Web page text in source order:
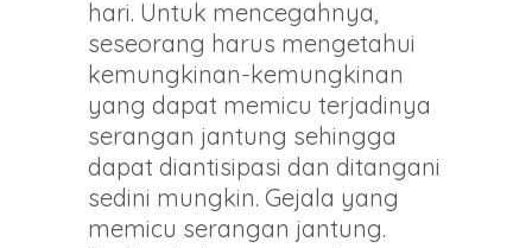
hari. Untuk mencegahnya,
seseorang harus mengetahui
kemungkinan-kemungkinan
yang dapat memicu terjadinya
serangan jantung sehingga
dapat diantisipasi dan ditangani
sedini mungkin. Gejala yang
memicu serangan jantung.